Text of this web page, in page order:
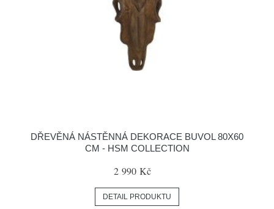
DŘEVĚNÁ NÁSTĚNNÁ DEKORACE BUVOL 80X60
CM - HSM COLLECTION
2 990 Kč
DETAIL PRODUKTU